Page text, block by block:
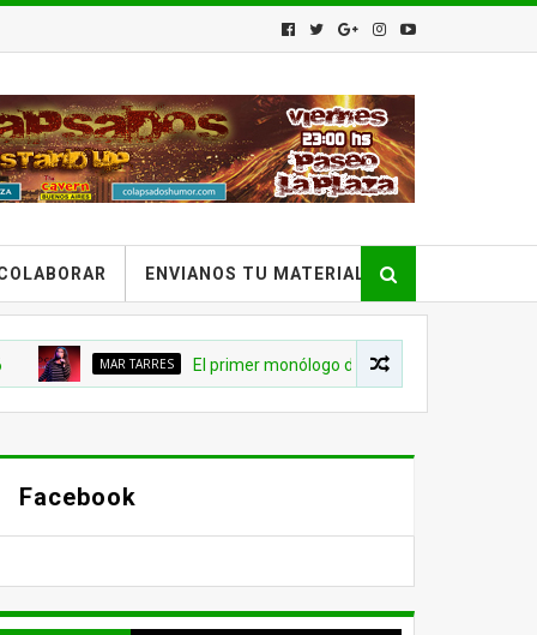
ENVIANOS TU MATERIAL
MAR TARRES El primer monólogo de Stand Up de Mar Tarres
Facebook